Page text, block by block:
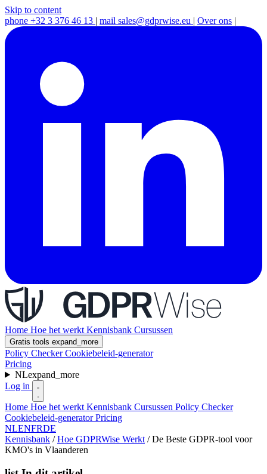
Skip to content
phone +32 3 376 46 13 | mail sales@gdprwise.eu | Over ons |
Home Hoe het werkt Kennisbank Cursussen
Gratis tools expand_more
Policy CheckerCookiebeleid-generator
Pricing
NLexpand_more
Log in
Home Hoe het werkt Kennisbank Cursussen Policy Checker
Cookiebeleid-generatorPricing
NLENFRDE
Kennisbank / Hoe GDPRWise Werkt / De Beste GDPR-tool voor
KMO's in Vlaanderen